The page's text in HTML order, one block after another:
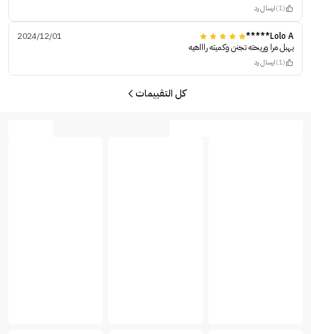
(1) ارسال رد
Lolo A*****
2024/12/01
يهبل مرا وريحته تجنن وكميته راااهيه
(1) ارسال رد
كل التقييمات